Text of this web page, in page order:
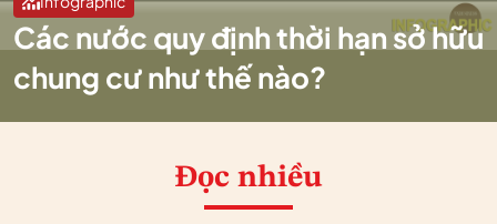
Các nước quy định thời hạn sở hữu
chung cư như thế nào?
Đọc nhiều